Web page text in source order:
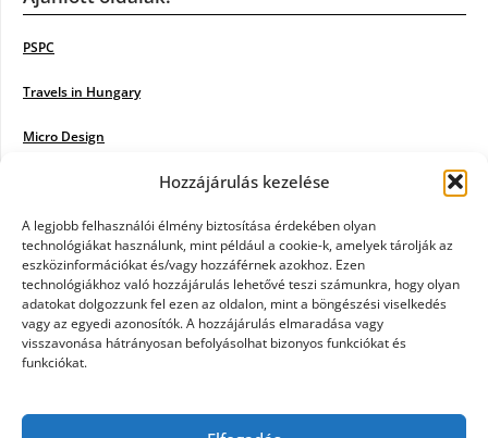
Hozzájárulás kezelése
A legjobb felhasználói élmény biztosítása érdekében olyan
technológiákat használunk, mint például a cookie-k, amelyek tárolják az
eszközinformációkat és/vagy hozzáférnek azokhoz. Ezen
technológiákhoz való hozzájárulás lehetővé teszi számunkra, hogy olyan
adatokat dolgozzunk fel ezen az oldalon, mint a böngészési viselkedés
vagy az egyedi azonosítók. A hozzájárulás elmaradása vagy
visszavonása hátrányosan befolyásolhat bizonyos funkciókat és
funkciókat.
PSPC
Travels in Hungary
Micro Design
Poiwiki
Öntözőrendszer
Jazz Steps
Unicorn Multipro